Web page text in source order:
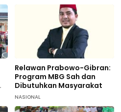
Relawan Prabowo-Gibran:
Program MBG Sah dan
Dibutuhkan Masyarakat
NASIONAL